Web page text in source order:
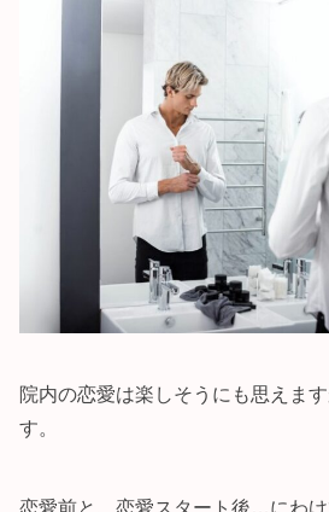
院内の恋愛は楽しそうにも思えま
す。
恋愛前と、恋愛スタート後…にわけ